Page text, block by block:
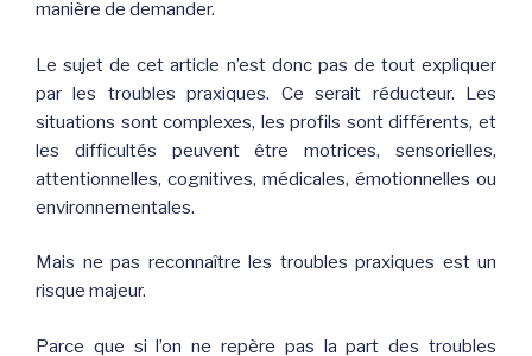
manière de demander.
Le sujet de cet article n’est donc pas de tout expliquer
par les troubles praxiques. Ce serait réducteur. Les
situations sont complexes, les profils sont différents, et
les difficultés peuvent être motrices, sensorielles,
attentionnelles, cognitives, médicales, émotionnelles ou
environnementales.
Mais ne pas reconnaître les troubles praxiques est un
risque majeur.
Parce que si l’on ne repère pas la part des troubles